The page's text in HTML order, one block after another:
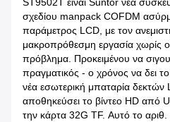
ST9502T είναι Suntor νέα
σχεδίου manpack COFDM
παράμετρος LCD, με τον
μακροπρόθεσμη εργασία χωρίς
πρόβλημα. Προκειμένου να
πραγματικός - ο χρόνος να δει
νέα εσωτερική μπαταρία
αποθηκεύσει το βίντεο HD από
την κάρτα 32G TF. Αυτό το αριθ.